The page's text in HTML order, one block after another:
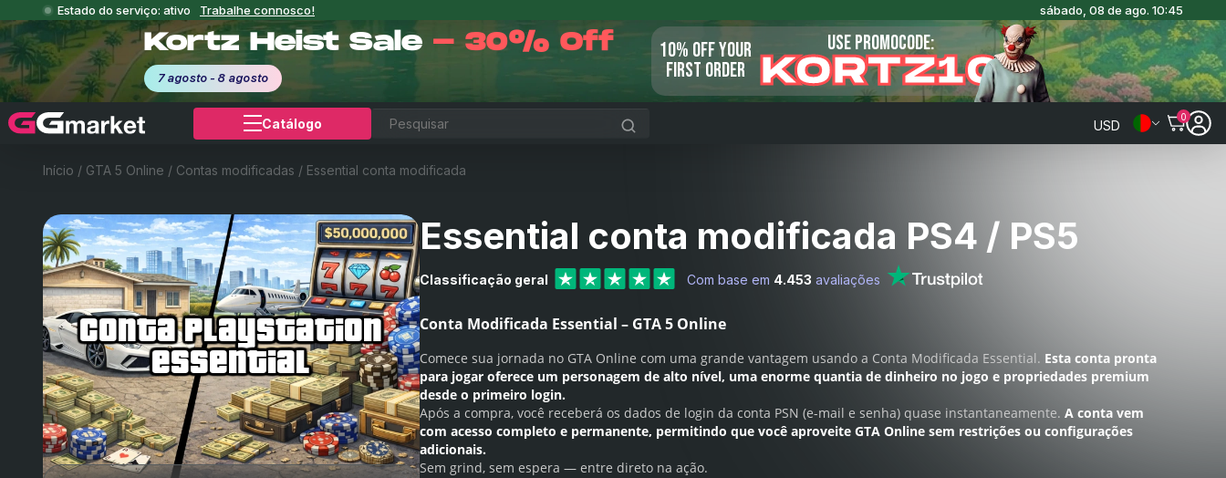
Estado do serviço: ativo Trabalhe connosco! sábado, 08 de ago. 10:45
Kortz Heist Sale - 30% Off
7 agosto - 8 agosto
10% OFF YOUR
FIRST ORDER
USE PROMOCODE:
KORTZ10
Catálogo USD
0
Início / GTA 5 Online / Contas modificadas / Essential conta modificada
conta playstation
essential
Essential conta modificada PS4 / PS5
Classificação geral Com base em 4.453 avaliações
Conta Modificada Essential – GTA 5 Online
Comece sua jornada no GTA Online com uma grande vantagem usando a Conta Modificada Essential. Esta conta pronta
para jogar oferece um personagem de alto nível, uma enorme quantia de dinheiro no jogo e propriedades premium
desde o primeiro login.
Após a compra, você receberá os dados de login da conta PSN (e-mail e senha) quase instantaneamente. A conta vem
com acesso completo e permanente, permitindo que você aproveite GTA Online sem restrições ou configurações
adicionais.
Sem grind, sem espera — entre direto na ação.